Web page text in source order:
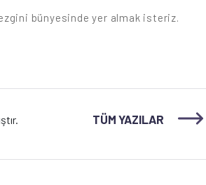
bünyesinde yer almak isteriz.
TÜM YAZILAR